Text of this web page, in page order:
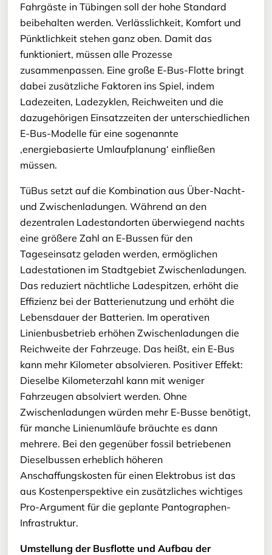
Fahrgäste in Tübingen soll der hohe Standard
beibehalten werden. Verlässlichkeit, Komfort und
Pünktlichkeit stehen ganz oben. Damit das
funktioniert, müssen alle Prozesse
zusammenpassen. Eine große E-Bus-Flotte bringt
dabei zusätzliche Faktoren ins Spiel, indem
Ladezeiten, Ladezyklen, Reichweiten und die
dazugehörigen Einsatzzeiten der unterschiedlichen
E-Bus-Modelle für eine sogenannte
‚energiebasierte Umlaufplanung‘ einfließen
müssen.
TüBus setzt auf die Kombination aus Über-Nacht-
und Zwischenladungen. Während an den
dezentralen Ladestandorten überwiegend nachts
eine größere Zahl an E-Bussen für den
Tageseinsatz geladen werden, ermöglichen
Ladestationen im Stadtgebiet Zwischenladungen.
Das reduziert nächtliche Ladespitzen, erhöht die
Effizienz bei der Batterienutzung und erhöht die
Lebensdauer der Batterien. Im operativen
Linienbusbetrieb erhöhen Zwischenladungen die
Reichweite der Fahrzeuge. Das heißt, ein E-Bus
kann mehr Kilometer absolvieren. Positiver Effekt:
Dieselbe Kilometerzahl kann mit weniger
Fahrzeugen absolviert werden. Ohne
Zwischenladungen würden mehr E-Busse benötigt,
für manche Linienumläufe bräuchte es dann
mehrere. Bei den gegenüber fossil betriebenen
Dieselbussen erheblich höheren
Anschaffungskosten für einen Elektrobus ist das
aus Kostenperspektive ein zusätzliches wichtiges
Pro-Argument für die geplante Pantographen-
Infrastruktur.
Umstellung der Busflotte und Aufbau der